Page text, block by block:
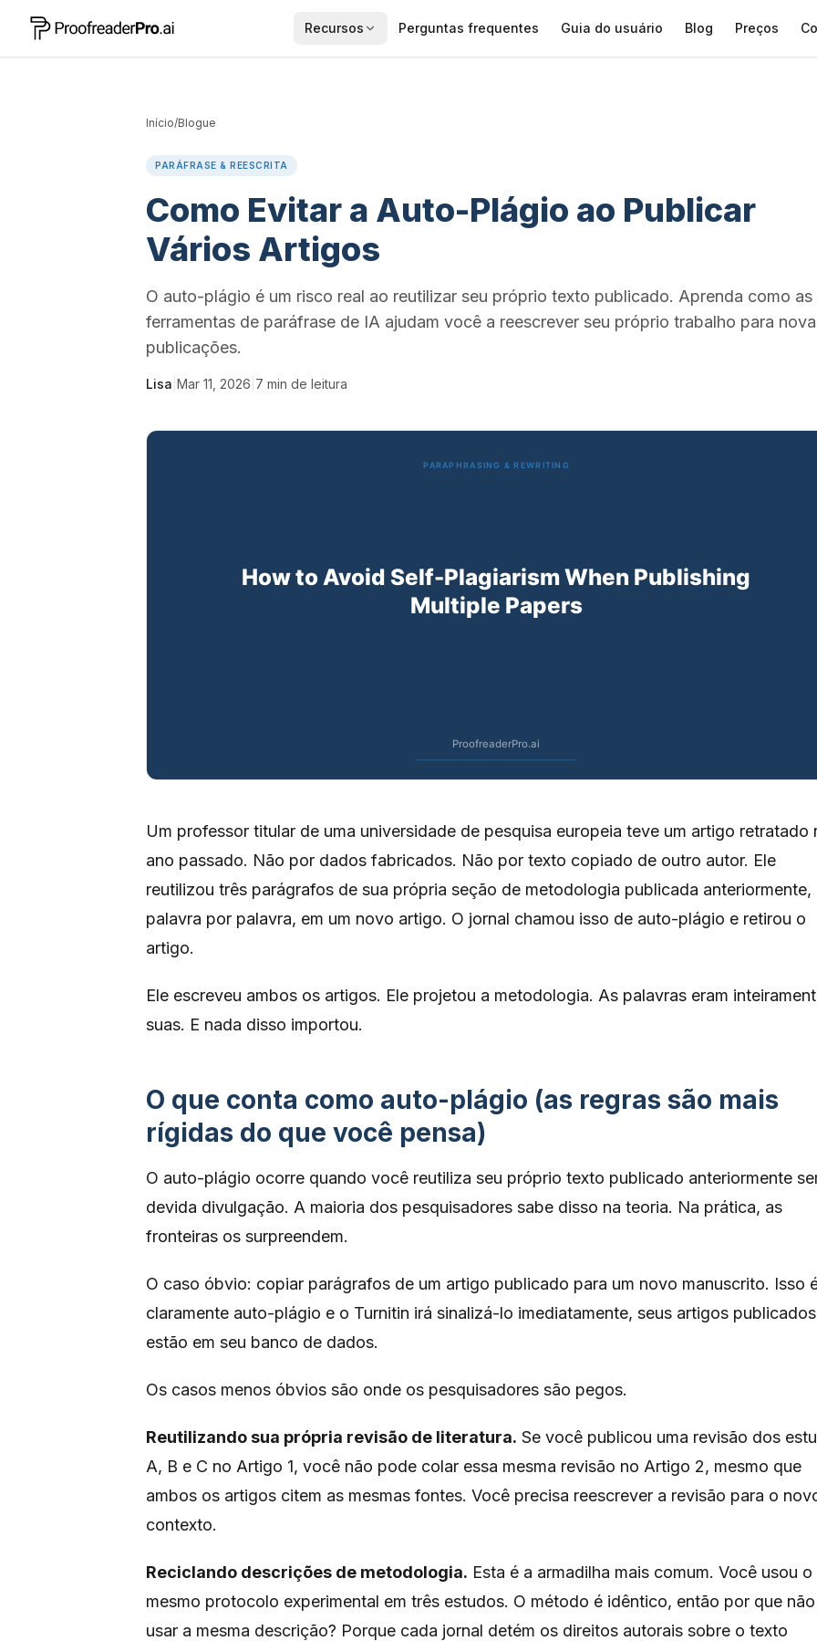
Recursos Perguntas frequentes Guia do usuário Blog Preços
Início/Blogue
PARÁFRASE & REESCRITA
Como Evitar a Auto-Plágio ao Publicar
Vários Artigos
O auto-plágio é um risco real ao reutilizar seu próprio texto publicado. Aprenda como as
ferramentas de paráfrase de IA ajudam você a reescrever seu próprio trabalho para
publicações.
Lisa Mar 11, 2026 7 min de leitura
Um professor titular de uma universidade de pesquisa europeia teve um artigo retratado
ano passado. Não por dados fabricados. Não por texto copiado de outro autor. Ele
reutilizou três parágrafos de sua própria seção de metodologia publicada anteriormente,
palavra por palavra, em um novo artigo. O jornal chamou isso de auto-plágio e retirou o
artigo.
Ele escreveu ambos os artigos. Ele projetou a metodologia. As palavras eram
suas. E nada disso importou.
O que conta como auto-plágio (as regras são mais
rígidas do que você pensa)
O auto-plágio ocorre quando você reutiliza seu próprio texto publicado anteriormente
devida divulgação. A maioria dos pesquisadores sabe disso na teoria. Na prática, as
fronteiras os surpreendem.
O caso óbvio: copiar parágrafos de um artigo publicado para um novo manuscrito. Isso
claramente auto-plágio e o Turnitin irá sinalizá-lo imediatamente, seus artigos publicados
estão em seu banco de dados.
Os casos menos óbvios são onde os pesquisadores são pegos.
Reutilizando sua própria revisão de literatura. Se você publicou uma revisão dos
A, B e C no Artigo 1, você não pode colar essa mesma revisão no Artigo 2, mesmo que
ambos os artigos citem as mesmas fontes. Você precisa reescrever a revisão para o
contexto.
Reciclando descrições de metodologia. Esta é a armadilha mais comum. Você usou o
mesmo protocolo experimental em três estudos. O método é idêntico, então por que não
usar a mesma descrição? Porque cada jornal detém os direitos autorais sobre o texto